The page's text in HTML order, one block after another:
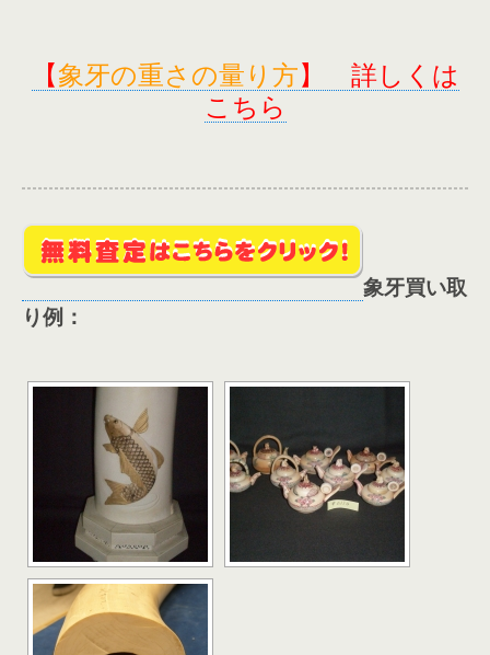
【象牙の重さの量り方】 詳しくは
こちら
象牙買い取
り例：